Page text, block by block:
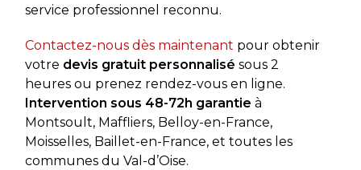
service professionnel reconnu.
Contactez-nous dès maintenant pour obtenir
votre devis gratuit personnalisé sous 2
heures ou prenez rendez-vous en ligne.
Intervention sous 48-72h garantie à
Montsoult, Maffliers, Belloy-en-France,
Moisselles, Baillet-en-France, et toutes les
communes du Val-d’Oise.